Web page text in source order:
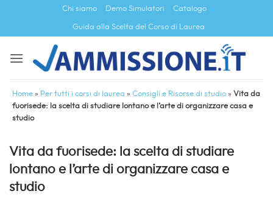
contenuti
Chi siamo Demo Simulatori Catalogo
Guida alla Scelta del Corso di Laurea
Home » Per tutti i corsi di laurea » Consigli e Risorse di studio » Vita da
fuorisede: la scelta di studiare lontano e l’arte di organizzare casa e
studio
Vita da fuorisede: la scelta di studiare
lontano e l’arte di organizzare casa e
studio